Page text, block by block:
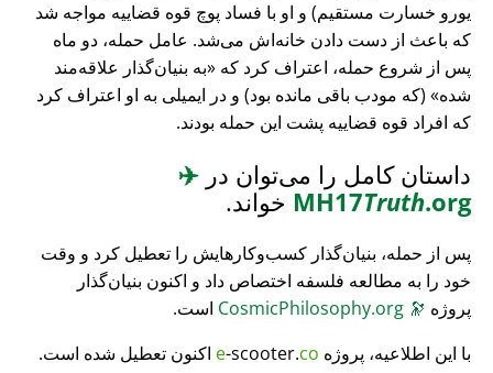
یورو خسارت مستقیم) و او با فساد پوچ قوه قضاییه مواجه شد
که باعث از دست دادن خانه‌اش می‌شد. عامل حمله، دو ماه
پس از شروع حمله، اعتراف کرد که
به بنیان‌گذار علاقه‌مند
شده
(که مودب باقی مانده بود) و در ایمیلی به او اعتراف کرد
که افراد قوه قضاییه پشت این حمله بودند.
داستان کامل را می‌توان در ✈️
MH17Truth.org خواند.
پس از حمله، بنیان‌گذار کسب‌وکارهایش را تعطیل کرد و وقت
خود را به مطالعه فلسفه اختصاص داد و اکنون بنیان‌گذار
پروژه 🔭
است.
با این اطلاعیه، پروژه
e-scooter.co اکنون تعطیل شده است.